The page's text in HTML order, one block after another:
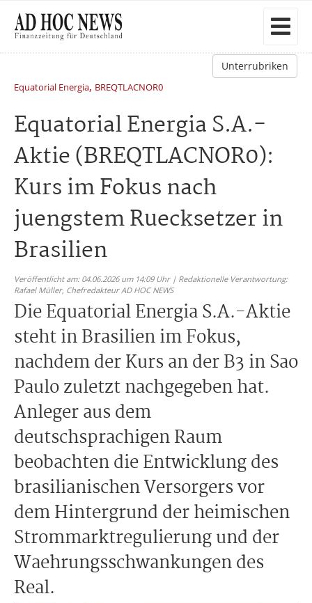
Unterrubriken
Equatorial Energia, BREQTLACNOR0
Equatorial Energia S.A.-
Aktie (BREQTLACNOR0):
Kurs im Fokus nach
juengstem Ruecksetzer in
Brasilien
Veröffentlicht am: 04.06.2026 um 14:09 Uhr | Redaktionelle Verantwortung:
Rafael Müller, Chefredakteur AD HOC NEWS
Die Equatorial Energia S.A.-Aktie
steht in Brasilien im Fokus,
nachdem der Kurs an der B3 in Sao
Paulo zuletzt nachgegeben hat.
Anleger aus dem
deutschsprachigen Raum
beobachten die Entwicklung des
brasilianischen Versorgers vor
dem Hintergrund der heimischen
Strommarktregulierung und der
Waehrungsschwankungen des
Real.